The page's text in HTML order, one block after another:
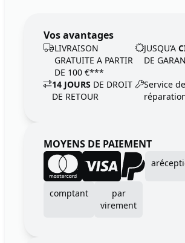
Vos avantages
LIVRAISON
GRATUITE A PARTIR
DE 100 €***
JUSQU‘A
DE
14 JOURS DE DROIT
DE RETOUR
Service de
MOYENS DE PAIEMENT
comptant
par
virement